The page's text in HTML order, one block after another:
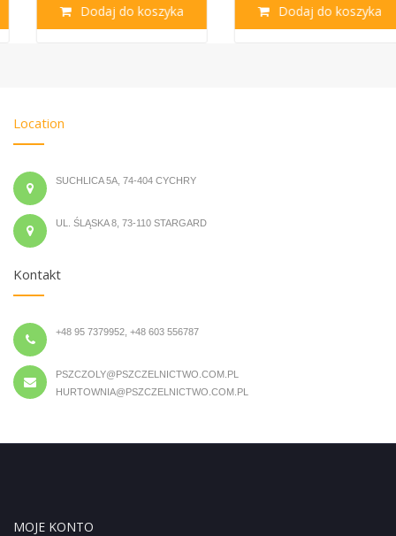
Dodaj do koszyka Dodaj do koszyka
Location
SUCHLICA 5A, 74-404 CYCHRY
UL. ŚLĄSKA 8, 73-110 STARGARD
Kontakt
+48 95 7379952, +48 603 556787
PSZCZOLY@PSZCZELNICTWO.COM.PL
HURTOWNIA@PSZCZELNICTWO.COM.PL
MOJE KONTO